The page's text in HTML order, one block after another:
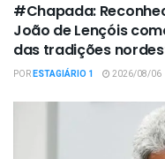
#Chapada:
João de Lençóis
das tradições
PORESTAGIÁRIO 1 2026/08/06